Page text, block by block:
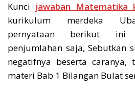
Kunci jawaban Matematika
kurikulum merdeka
pernyataan berikut ini
penjumlahan saja, Sebutkan
negatifnya beserta caranya,
materi Bab 1 Bilangan Bulat